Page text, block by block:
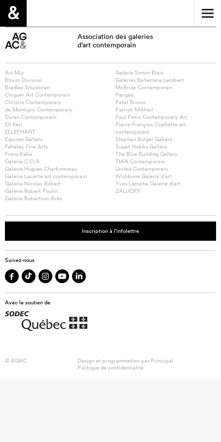
Association des galeries
d’art contemporain
Art Mûr
Blouin Division
Bradley Ertaskiran
Chiguer Art Contemporain
Christie Contemporary
de Montigny Contemporary
Duran Contemporain
Eli Kerr
ELLEPHANT
Equinox Gallery
Feheley Fine Arts
Franz Kaka
Galerie C.O.A
Galerie Hugues Charbonneau
Galerie Lacerte art contemporain
Galerie Nicolas Robert
Galerie Robert Poulin
Galerie Robertson Arès
Galerie Simon Blais
Galeries Bellemare Lambert
McBride Contemporain
Pangée
Patel Brown
Patrick Mikhail
Paul Petro Contemporary Art
Pierre-François Ouellette art
contemporain
Stephen Bulger Gallery
Susan Hobbs Gallery
The Blue Building Gallery
TIAN Contemporain
United Contemporary
Wishbone Galerie d’art
Yves Laroche Galerie d’art
ZALUCKY
Inscription à l’infolettre
Suivez-nous
Avec le soutien de
© AGAC Design et programmation par Principal
Politique de confidentialité